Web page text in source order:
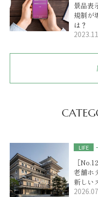
景品表
規制が
は？
LIFE
［
老舗ホ
新しい